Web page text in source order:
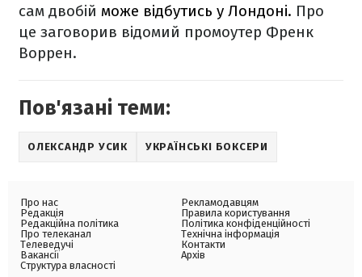
сам двобій може відбутись у Лондоні. Про
це заговорив відомий промоутер Френк
Воррен.
Пов'язані теми:
ОЛЕКСАНДР УСИК УКРАЇНСЬКІ БОКСЕРИ
Про нас
Редакція
Редакційна політика
Про телеканал
Телеведучі
Вакансії
Структура власності
Рекламодавцям
Правила користування
Політика конфіденційності
Технічна інформація
Контакти
Архів